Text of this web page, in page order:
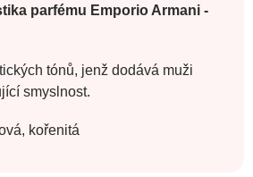
parfému Emporio Armani -
tónů, jenž dodává muži
smyslnost.
kořenitá